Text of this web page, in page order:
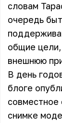
словам
очередь
общие цели,
внешнюю
В день
блоге
совместное
снимке